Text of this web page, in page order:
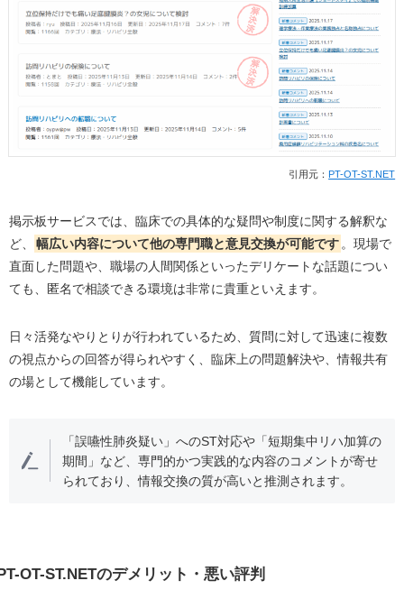
引用元： PT-OT-ST.NET
掲示板サービスでは、臨床での具体的な疑問や制度に関する解釈な
ど、
幅広い内容について他の専門職と意見交換が可能です 。現場で
直面した問題や、職場の人間関係といったデリケートな話題につい
ても、匿名で相談できる環境は非常に貴重といえます。
日々活発なやりとりが行われているため、質問に対して迅速に複数
の視点からの回答が得られやすく、臨床上の問題解決や、情報共有
の場として機能しています。
「誤嚥性肺炎疑い」へのST対応や「短期集中リハ加算の
期間」など、専門的かつ実践的な内容のコメントが寄せ
られており、情報交換の質が高いと推測されます。
OT-ST.NETのデメリット・悪い評判